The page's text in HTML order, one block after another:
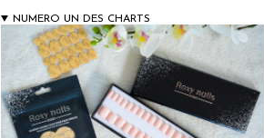
NUMERO UN DES CHARTS